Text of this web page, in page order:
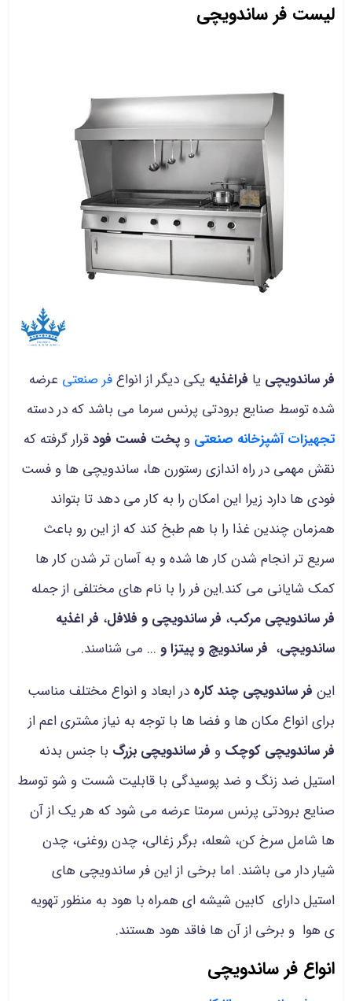
لیست فر ساندویچی
فر ساندویچی یا فراغذیه یکی دیگر از انواعفر صنعتی عرضه
شده توسط صنایع برودتی پرنس سرما می باشد که در دسته
تجهیزات آشپزخانه صنعتی و پخت فست فودقرار گرفته که
نقش مهمی در راه اندازی رستورن ها، ساندویچی ها و فست
فودی ها دارد زیرا این امکان را به کار می دهد تا بتواند
همزمان چندین غذا را با هم طبخ کند که از این رو باعث
سریع تر انجام شدن کار ها شده و به آسان تر شدن کار ها
کمک شایانی می کند.این فر را با نام های مختلفی از جمله
فر ساندویچی مرکب، فر ساندویچی و فلافل، فر اغذیه
ساندویچی، فر ساندویچ و پیتزاو ... می شناسند.
این فر ساندویچی چند کاره در ابعاد و انواع مختلف مناسب
برای انواع مکان ها و فضا ها با توجه به نیاز مشتری اعم از
فر ساندویچی کوچک و فر ساندویچی بزرگ با جنس بدنه
استیل ضد زنگ و ضد پوسیدگی با قابلیت شست و شو توسط
صنایع برودتی پرنس سرمتا عرضه می شود که هر یک از آن
ها شامل سرخ کن، شعله، برگر زغالی، چدن روغنی، چدن
شیار دار می باشند. اما برخی از این فر ساندویچی های
استیل دارای کابین شیشه ای همراه با هود به منظور تهویه
ی هوا و برخی از آن ها فاقد هود هستند.
انواع فر ساندویچی